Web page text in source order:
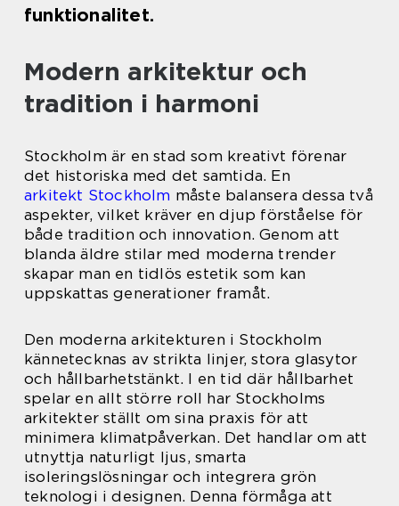
funktionalitet.
Modern arkitektur och
tradition i harmoni
Stockholm är en stad som kreativt förenar
det historiska med det samtida. En
arkitekt Stockholm måste balansera dessa två
aspekter, vilket kräver en djup förståelse för
både tradition och innovation. Genom att
blanda äldre stilar med moderna trender
skapar man en tidlös estetik som kan
uppskattas generationer framåt.
Den moderna arkitekturen i Stockholm
kännetecknas av strikta linjer, stora glasytor
och hållbarhetstänkt. I en tid där hållbarhet
spelar en allt större roll har Stockholms
arkitekter ställt om sina praxis för att
minimera klimatpåverkan. Det handlar om att
utnyttja naturligt ljus, smarta
isoleringslösningar och integrera grön
teknologi i designen. Denna förmåga att